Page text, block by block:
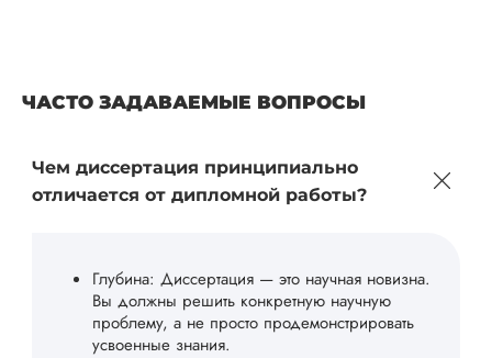
ЧАСТО ЗАДАВАЕМЫЕ ВОПРОСЫ
Чем диссертация принципиально
отличается от дипломной работы?
Глубина: Диссертация — это научная новизна.
Вы должны решить конкретную научную
проблему, а не просто продемонстрировать
усвоенные знания.